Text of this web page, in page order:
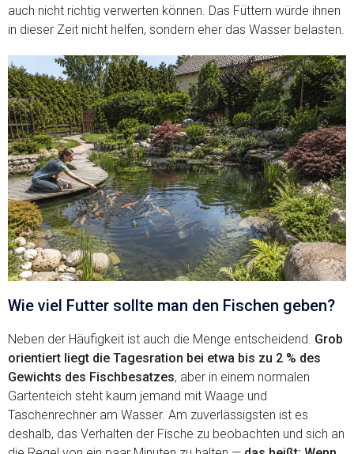
auch nicht richtig verwerten können. Das Füttern würde ihnen
in dieser Zeit nicht helfen, sondern eher das Wasser belasten.
Wie viel Futter sollte man den Fischen geben?
Neben der Häufigkeit ist auch die Menge entscheidend. Grob
orientiert liegt die Tagesration bei etwa bis zu 2 % des
Gewichts des Fischbesatzes, aber in einem normalen
Gartenteich steht kaum jemand mit Waage und
Taschenrechner am Wasser. Am zuverlässigsten ist es
deshalb, das Verhalten der Fische zu beobachten und sich an